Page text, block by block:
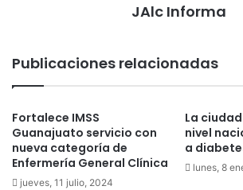
JAlc Informa
Publicaciones relacionadas
Fortalece IMSS
Guanajuato servicio con
nueva categoría de
Enfermería General Clínica
jueves, 11 julio, 2024
La
nivel
a
lunes, 8